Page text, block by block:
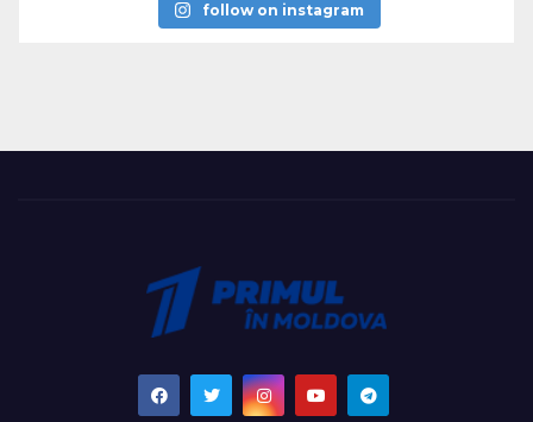
follow on instagram